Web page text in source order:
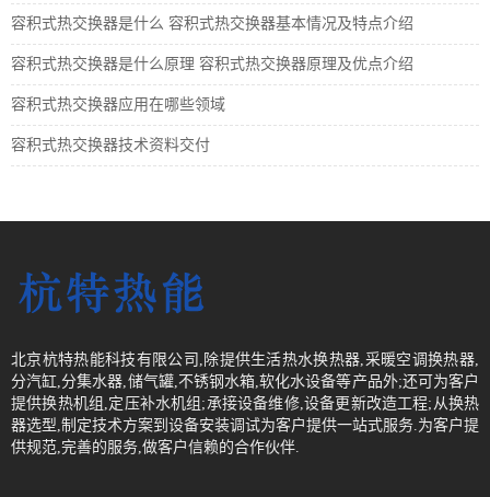
容积式热交换器是什么 容积式热交换器基本情况及特点介绍
容积式热交换器是什么原理 容积式热交换器原理及优点介绍
容积式热交换器应用在哪些领域
容积式热交换器技术资料交付
北京杭特热能科技有限公司,除提供生活热水换热器,采暖空调换热器,
分汽缸,分集水器,储气罐,不锈钢水箱,软化水设备等产品外;还可为客户
提供换热机组,定压补水机组;承接设备维修,设备更新改造工程;从换热
器选型,制定技术方案到设备安装调试为客户提供一站式服务.为客户提
供规范,完善的服务,做客户信赖的合作伙伴.